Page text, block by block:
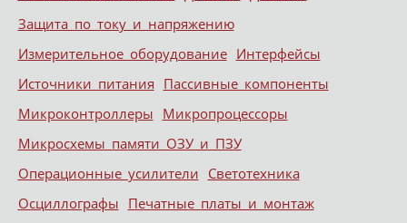
Защита по току и напряжению
Измерительное оборудование Интерфейсы
Источники питания Пассивные компоненты
Микроконтроллеры Микропроцессоры
Микросхемы памяти ОЗУ и ПЗУ
Операционные усилители Светотехника
Осциллографы Печатные платы и монтаж